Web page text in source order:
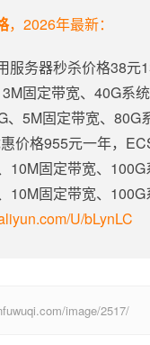
，2026年最新：
务器秒杀价格38元
固定带宽、40G系
5M固定带宽、80G
价格955元一年，
固定带宽、100G
固定带宽、100G
U/bLynLC
image/2517/